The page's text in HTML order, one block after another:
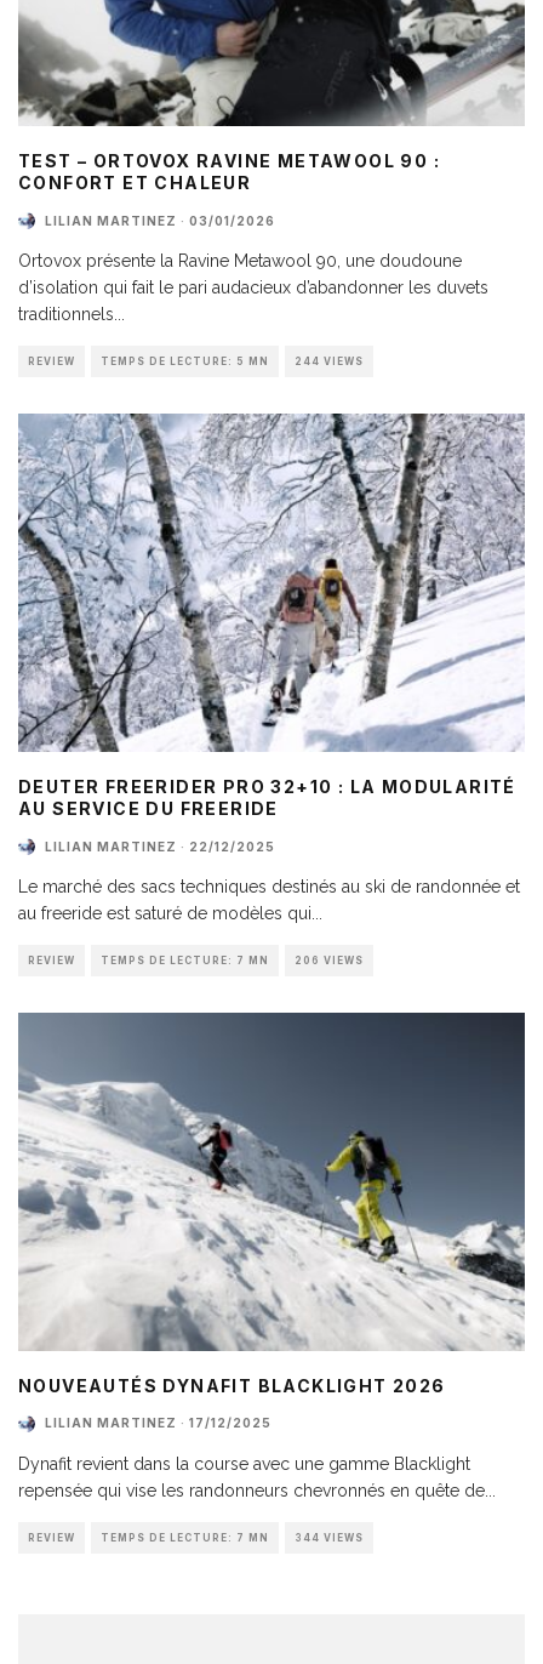
TEST – ORTOVOX RAVINE METAWOOL 90 :
CONFORT ET CHALEUR
LILIAN MARTINEZ · 03/01/2026
Ortovox présente la Ravine Metawool 90, une doudoune
d’isolation qui fait le pari audacieux d’abandonner les duvets
traditionnels...
REVIEW TEMPS DE LECTURE: 5 MN 244 VIEWS
DEUTER FREERIDER PRO 32+10 : LA MODULARITÉ
AU SERVICE DU FREERIDE
LILIAN MARTINEZ · 22/12/2025
Le marché des sacs techniques destinés au ski de randonnée et
au freeride est saturé de modèles qui
REVIEW TEMPS DE LECTURE: 7 MN 206 VIEWS
NOUVEAUTÉS DYNAFIT BLACKLIGHT 2026
LILIAN MARTINEZ · 17/12/2025
Dynafit revient dans la course avec une gamme Blacklight
repensée qui vise les randonneurs chevronnés en quête de
REVIEW TEMPS DE LECTURE: 7 MN 344 VIEWS